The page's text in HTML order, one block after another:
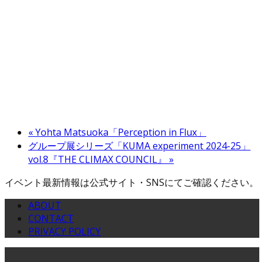
«Yohta Matsuoka「Perception in Flux」
グループ展シリーズ「KUMA experiment 2024-25」
vol.8『THE CLIMAX COUNCIL』 »
イベント最新情報は公式サイト・SNSにてご確認ください。
ABOUT
CONTACT
PRIVACY POLICY